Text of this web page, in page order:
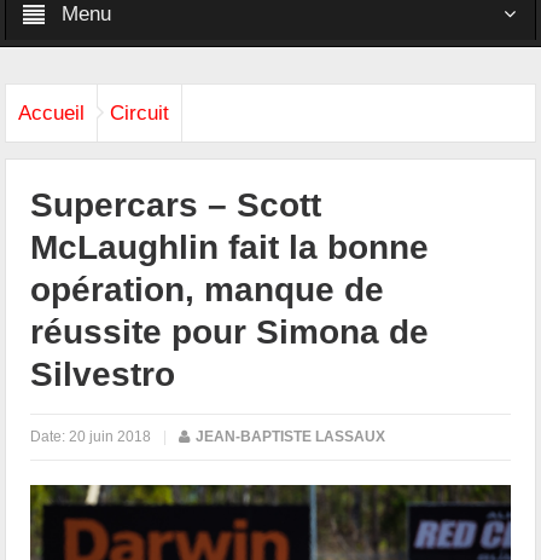
Menu
Accueil Circuit
Supercars – Scott
McLaughlin fait la bonne
opération, manque de
réussite pour Simona de
Silvestro
Date: 20 juin 2018 | JEAN-BAPTISTE LASSAUX